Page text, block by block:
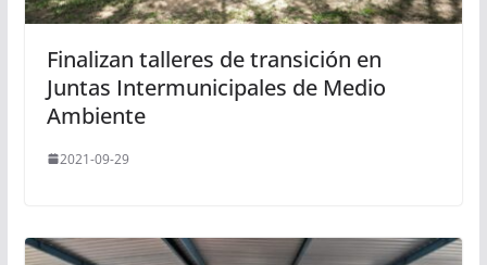
Finalizan talleres de transición en
Juntas Intermunicipales de Medio
Ambiente
2021-09-29